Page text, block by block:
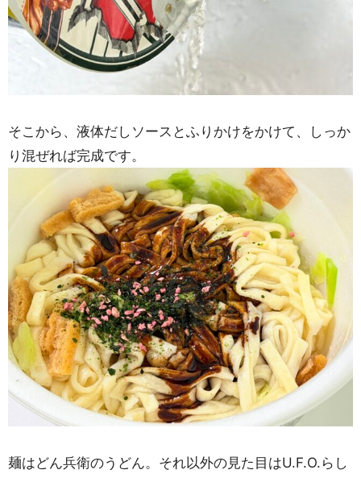
そこから、液体だしソースとふりかけをかけて、しっか
り混ぜれば完成です。
麺はどん兵衛のうどん。それ以外の見た目はU.F.O.らし